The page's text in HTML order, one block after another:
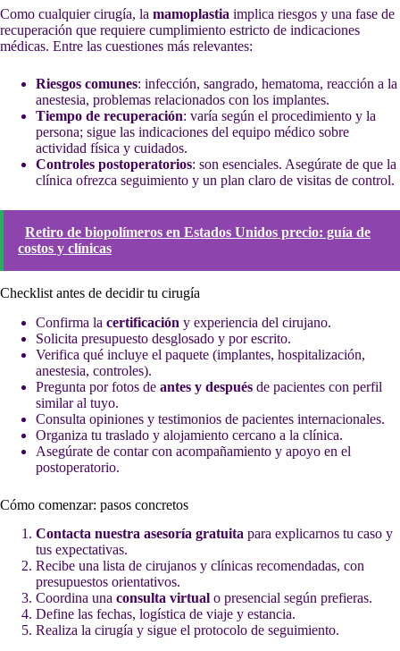
Como cualquier cirugía, la mamoplastia implica riesgos y una fase de
recuperación que requiere cumplimiento estricto de indicaciones
médicas. Entre las cuestiones más relevantes:
Riesgos comunes: infección, sangrado, hematoma, reacción a la
anestesia, problemas relacionados con los implantes.
Tiempo de recuperación: varía según el procedimiento y la
persona; sigue las indicaciones del equipo médico sobre
actividad física y cuidados.
Controles postoperatorios: son esenciales. Asegúrate de que la
clínica ofrezca seguimiento y un plan claro de visitas de control.
Retiro de biopolímeros en Estados Unidos precio: guía de
costos y clínicas
Checklist antes de decidir tu cirugía
Confirma la certificación y experiencia del cirujano.
Solicita presupuesto desglosado y por escrito.
Verifica qué incluye el paquete (implantes, hospitalización,
anestesia, controles).
Pregunta por fotos de antes y después de pacientes con perfil
similar al tuyo.
Consulta opiniones y testimonios de pacientes internacionales.
Organiza tu traslado y alojamiento cercano a la clínica.
Asegúrate de contar con acompañamiento y apoyo en el
postoperatorio.
Cómo comenzar: pasos concretos
Contacta nuestra asesoría gratuita para explicarnos tu caso y
tus expectativas.
Recibe una lista de cirujanos y clínicas recomendadas, con
presupuestos orientativos.
Coordina una consulta virtual o presencial según prefieras.
Define las fechas, logística de viaje y estancia.
Realiza la cirugía y sigue el protocolo de seguimiento.